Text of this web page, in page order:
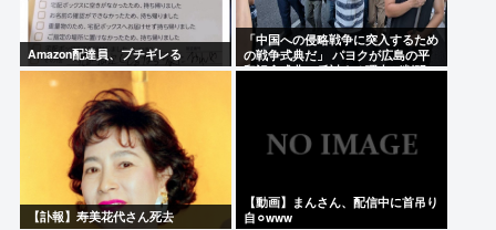
Amazon配達員、ブチギレる
「中国への侵略戦争に突入するため
の戦争式典だ」 パヨクが広島の平
和記念式典に反対する理由が判明
【訃報】寿美花代さん死去
【動画】まんさん、配信中に首吊り
自⚪︎www